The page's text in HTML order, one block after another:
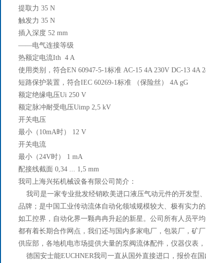
提取力 35 N
触发力 35 N
插入深度 52 mm
——电气连接等级
热额定电流Ith 4 A
使用类别，符合EN 60947-5-1标准 AC-15 4A 230V DC-13 4A
短路保护装置，符合IEC 60269-1标准 （保险丝） 4A gG
额定绝缘电压Ui 250 V
额定脉冲耐受电压Uimp 2,5 kV
开关电压
最小（10mA时） 12 V
开关电流
最小（24V时） 1 mA
配接线截面 0,34 ... 1,5 mm
我司上海兴拓机械设备有限公司简介：
我司是一家专业批发经销欧美进口液压气动元件的开发型
品牌；是中国工业传动流体自动化领域规模较大、极有实力
如工控界，自动化界一颗冉冉升起的新星。公司所有人员平
都有着长期合作网点，我们还与国内多家电厂，包装厂，矿
供应部，各地机电市场提供大量的泵阀流体配件，仪器仪表
德国安士能EUCHNER我司一直从国外直接进口，报价在